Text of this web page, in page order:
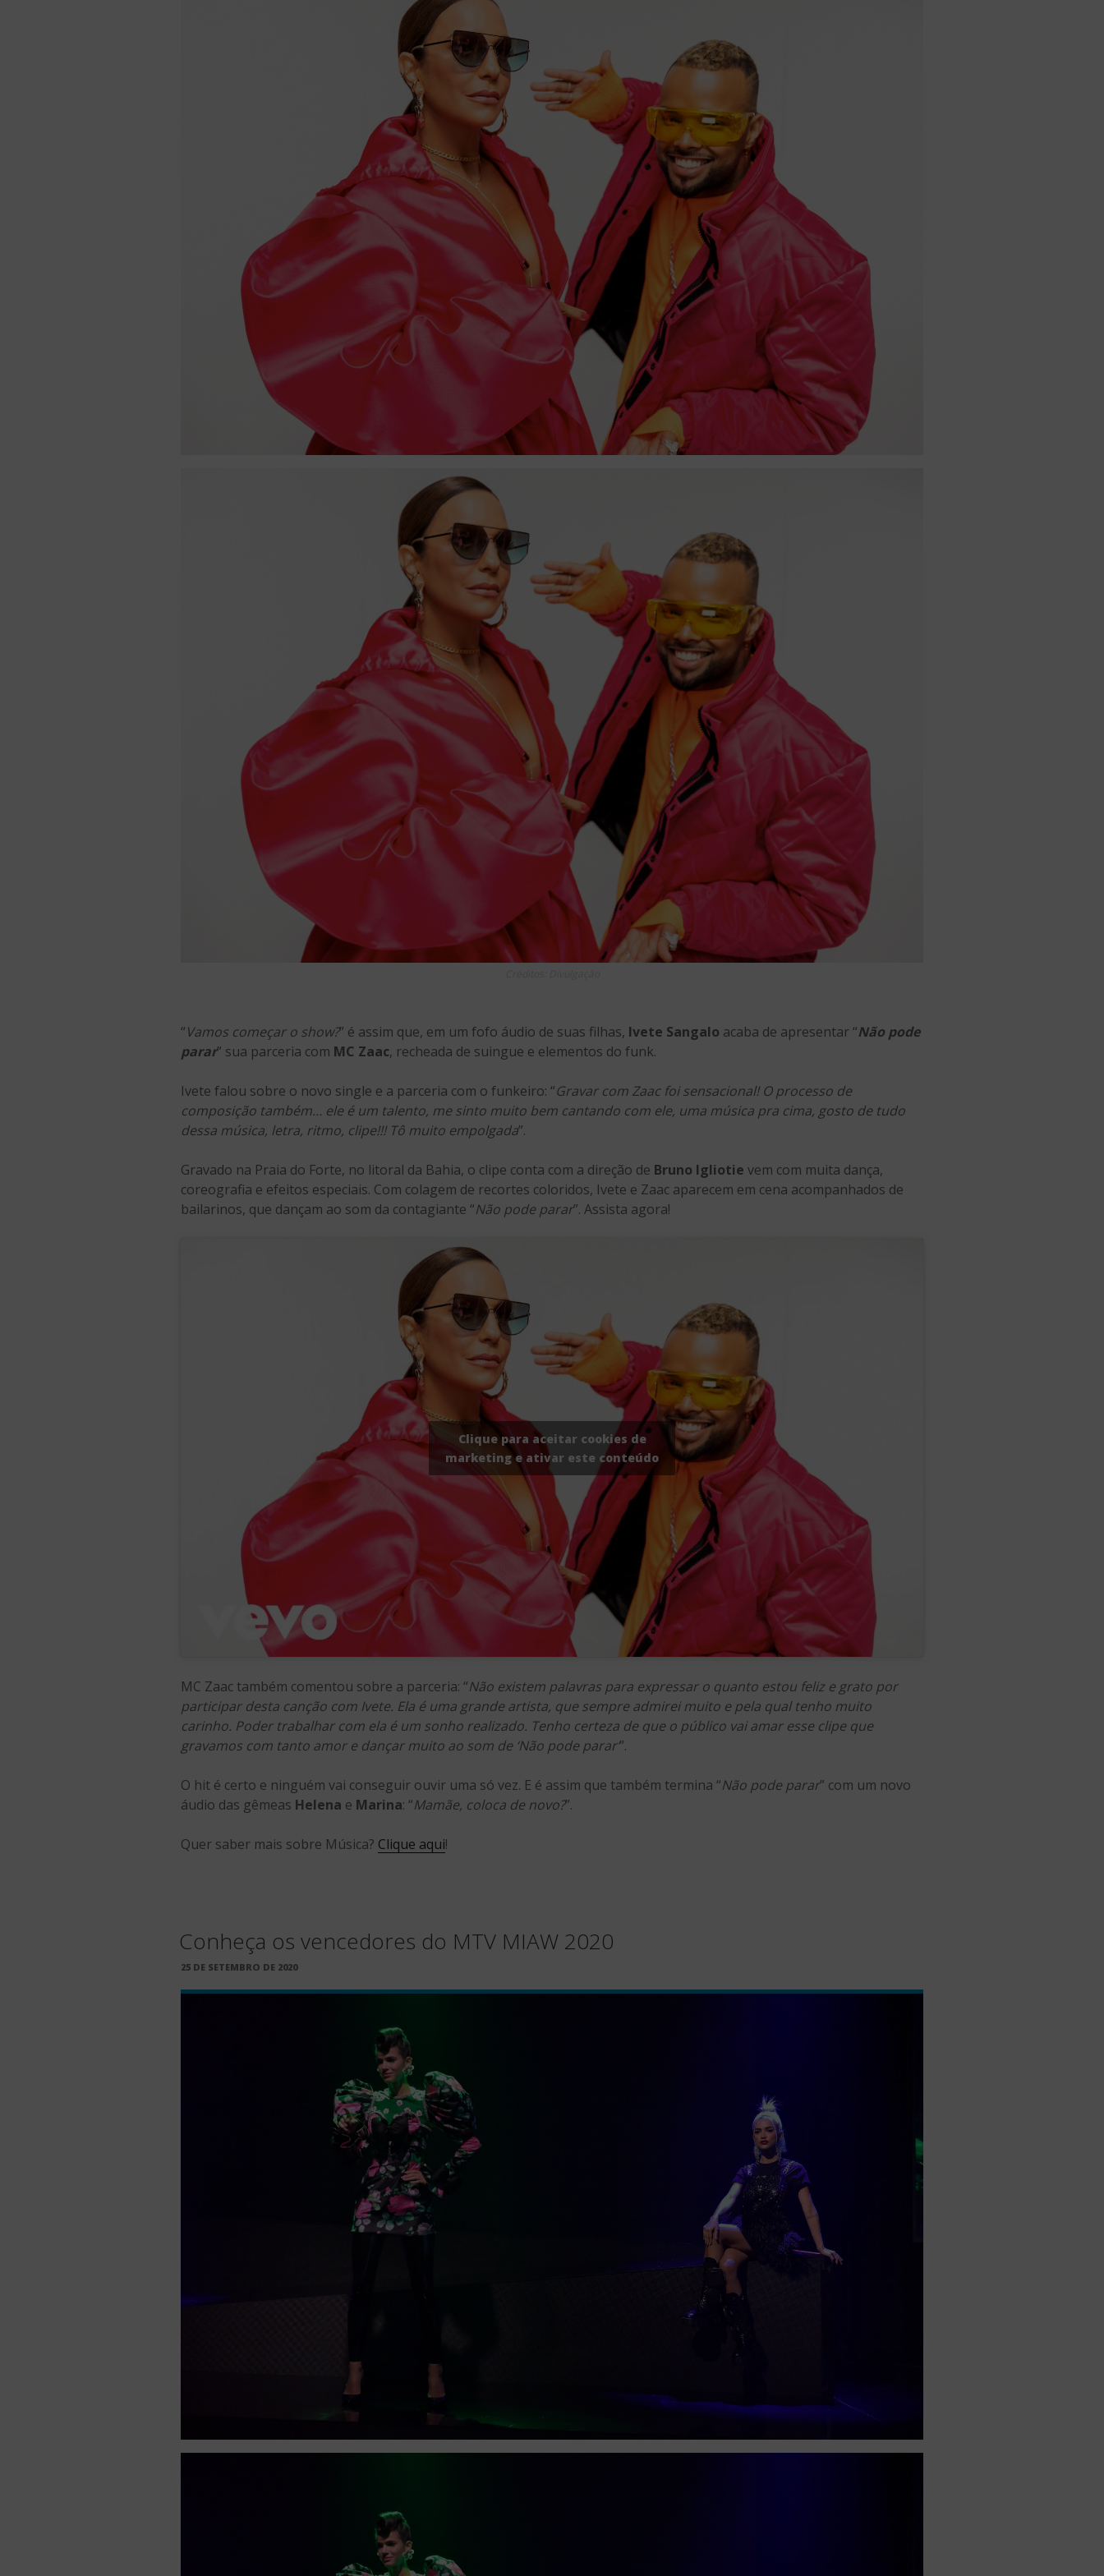
“Vamos começar o show?” é assim que, em um fofo áudio de suas filhas, Ivete Sangalo acaba de apresentar “Não pode
parar” sua parceria com MC Zaac, recheada de suingue e elementos do funk.
Ivete falou sobre o novo single e a parceria com o funkeiro: “Gravar com Zaac foi sensacional! O processo de
composição também… ele é um talento, me sinto muito bem cantando com ele, uma música pra cima, gosto de tudo
dessa música, letra, ritmo, clipe!!! Tô muito empolgada”.
Gravado na Praia do Forte, no litoral da Bahia, o clipe conta com a direção de Bruno Igliotie vem com muita dança,
coreografia e efeitos especiais. Com colagem de recortes coloridos, Ivete e Zaac aparecem em cena acompanhados de
bailarinos, que dançam ao som da contagiante “Não pode parar”. Assista agora!
Clique para aceitar cookies de
marketing e ativar este conteúdo
MC Zaac também comentou sobre a parceria: “Não existem palavras para expressar o quanto estou feliz e grato por
participar desta canção com Ivete. Ela é uma grande artista, que sempre admirei muito e pela qual tenho muito
carinho. Poder trabalhar com ela é um sonho realizado. Tenho certeza de que o público vai amar esse clipe que
gravamos com tanto amor e dançar muito ao som de ‘Não pode parar’”.
O hit é certo e ninguém vai conseguir ouvir uma só vez. E é assim que também termina “Não pode parar” com um novo
áudio das gêmeas Helena e Marina: “Mamãe, coloca de novo?”.
Quer saber mais sobre Música? Clique aqui!
Conheça os vencedores do MTV MIAW 2020
PUBLICADO
25 DE SETEMBRO DE 2020